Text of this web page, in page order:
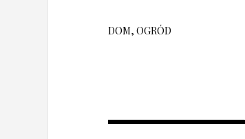
DOM, OGRÓD